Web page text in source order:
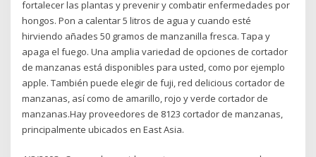
fortalecer las plantas y prevenir y combatir enfermedades por
hongos. Pon a calentar 5 litros de agua y cuando esté
hirviendo añades 50 gramos de manzanilla fresca. Tapa y
apaga el fuego. Una amplia variedad de opciones de cortador
de manzanas está disponibles para usted, como por ejemplo
apple. También puede elegir de fuji, red delicious cortador de
manzanas, así como de amarillo, rojo y verde cortador de
manzanas.Hay proveedores de 8123 cortador de manzanas,
principalmente ubicados en East Asia.